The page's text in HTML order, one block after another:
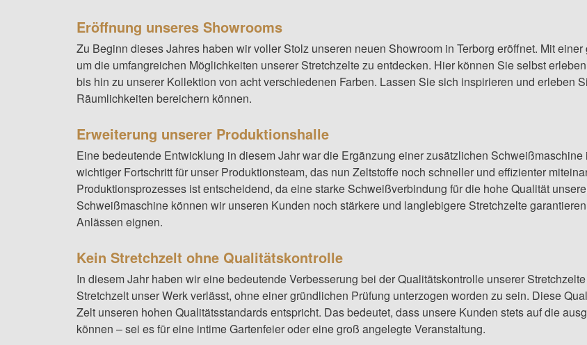
Eröffnung unseres Showrooms
Zu Beginn dieses Jahres haben wir voller Stolz unseren neuen Showroom in Terborg eröffnet. Mit
um die umfangreichen Möglichkeiten unserer Stretchzelte zu entdecken. Hier können Sie selbst
bis hin zu unserer Kollektion von acht verschiedenen Farben. Lassen Sie sich inspirieren und erleben
Räumlichkeiten bereichern können.
Erweiterung unserer Produktionshalle
Eine bedeutende Entwicklung in diesem Jahr war die Ergänzung einer zusätzlichen
wichtiger Fortschritt für unser Produktionsteam, das nun Zeltstoffe noch schneller und effizienter
Produktionsprozesses ist entscheidend, da eine starke Schweißverbindung für die hohe Qualität
Schweißmaschine können wir unseren Kunden noch stärkere und langlebigere Stretchzelte
Anlässen eignen.
Kein Stretchzelt ohne Qualitätskontrolle
In diesem Jahr haben wir eine bedeutende Verbesserung bei der Qualitätskontrolle unserer
Stretchzelt unser Werk verlässt, ohne einer gründlichen Prüfung unterzogen worden zu sein. Diese
Zelt unseren hohen Qualitätsstandards entspricht. Das bedeutet, dass unsere Kunden stets auf die
können – sei es für eine intime Gartenfeier oder eine groß angelegte Veranstaltung.